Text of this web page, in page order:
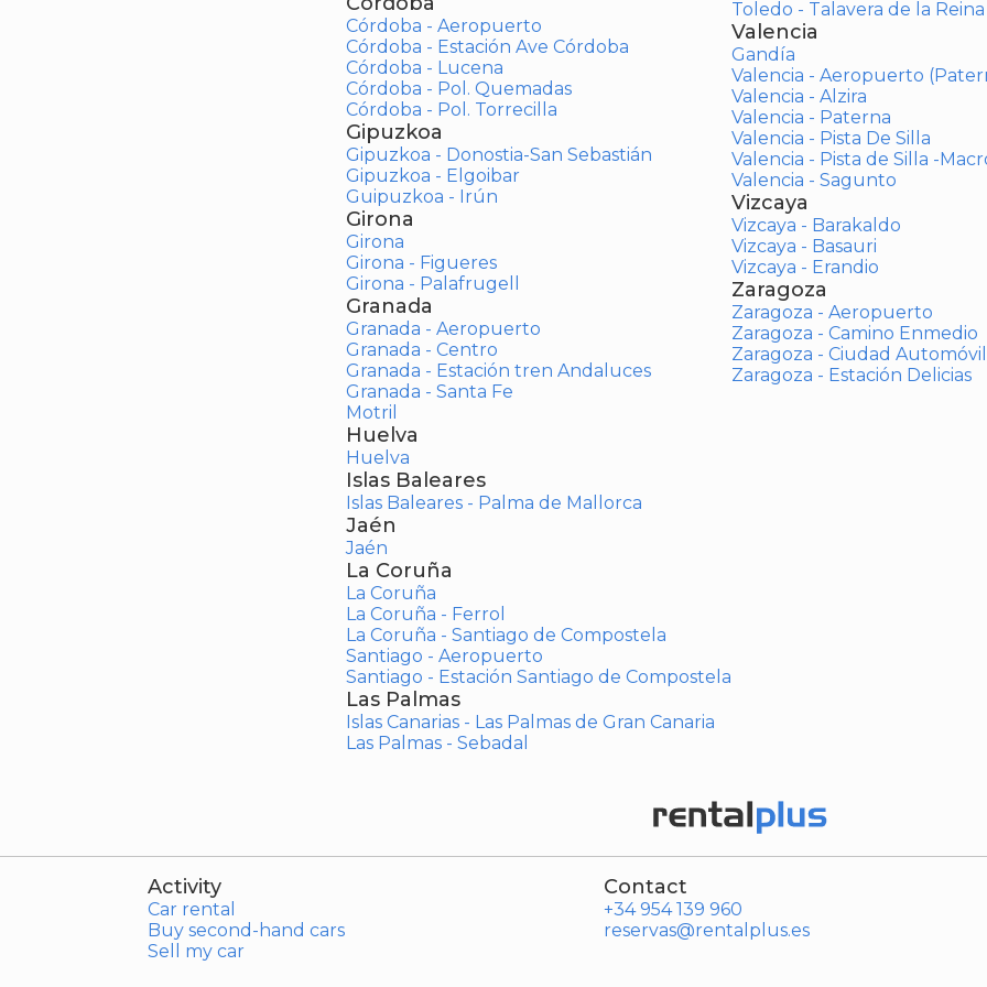
Córdoba - Aeropuerto
Córdoba - Estación Ave Córdoba
Córdoba - Lucena
Córdoba - Pol. Quemadas
Córdoba - Pol. Torrecilla
Gipuzkoa
Gipuzkoa - Donostia-San Sebastián
Gipuzkoa - Elgoibar
Guipuzkoa - Irún
Girona
Girona
Girona - Figueres
Girona - Palafrugell
Granada
Granada - Aeropuerto
Granada - Centro
Granada - Estación tren Andaluces
Granada - Santa Fe
Motril
Huelva
Huelva
Islas Baleares
Islas Baleares - Palma de Mallorca
Jaén
Jaén
La Coruña
La Coruña
La Coruña - Ferrol
La Coruña - Santiago de Compostela
Santiago - Aeropuerto
Santiago - Estación Santiago de Compostela
Las Palmas
Islas Canarias - Las Palmas de Gran Canaria
Las Palmas - Sebadal
Toledo - Talavera de la Reina
Valencia
Gandía
Valencia - Aeropuerto
Valencia - Alzira
Valencia - Paterna
Valencia - Pista De Silla
Valencia - Pista de Silla -
Valencia - Sagunto
Vizcaya
Vizcaya - Barakaldo
Vizcaya - Basauri
Vizcaya - Erandio
Zaragoza
Zaragoza - Aeropuerto
Zaragoza - Camino Enmedio
Zaragoza - Ciudad Automóvil
Zaragoza - Estación Delicias
Activity
Car rental
Buy second-hand cars
Sell my car
Contact
+34 954 139 960
reservas@rentalplus.es